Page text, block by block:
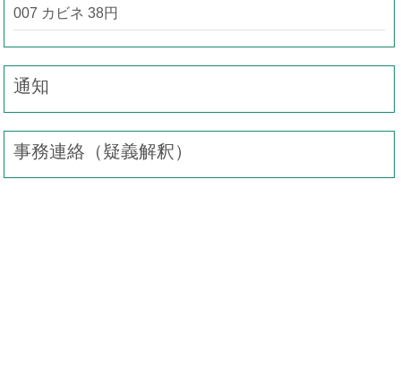
007 カビネ 38円
通知
事務連絡（疑義解釈）